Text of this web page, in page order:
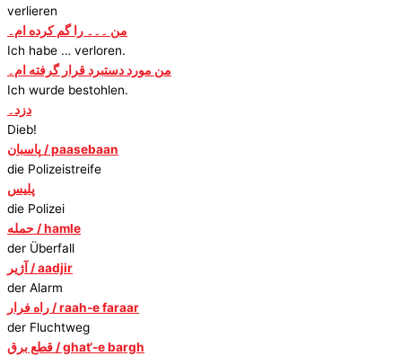
verlieren
من ۔۔۔ را گم کرده ام۔
Ich habe … verloren.
من مورد دستبرد قرار گرفته ام۔
Ich wurde bestohlen.
دزد۔
Dieb!
پاسبان / paasebaan
die Polizeistreife
پلیس
die Polizei
حمله / hamle
der Überfall
آژیر / aadjir
der Alarm
راه فرار / raah-e faraar
der Fluchtweg
قطع برق / ghat‘-e bargh